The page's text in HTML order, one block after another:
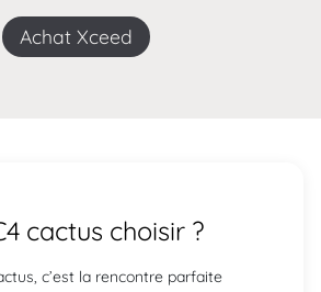
Achat Xceed
cactus choisir ?
c’est la rencontre parfaite